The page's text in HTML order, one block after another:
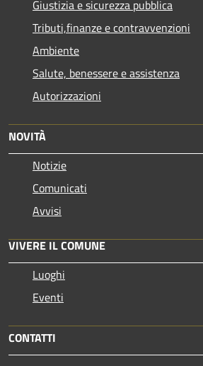
Giustizia e sicurezza pubblica
Tributi,finanze e contravvenzioni
Ambiente
Salute, benessere e assistenza
Autorizzazioni
NOVITÀ
Notizie
Comunicati
Avvisi
VIVERE IL COMUNE
Luoghi
Eventi
CONTATTI